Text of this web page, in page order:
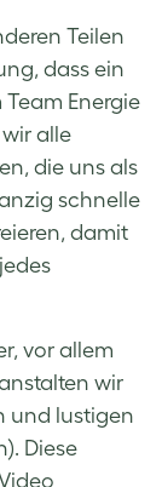
Teilen
dass ein
Energie
alle
die uns als
schnelle
damit
vor allem
wir
und lustigen
Diese